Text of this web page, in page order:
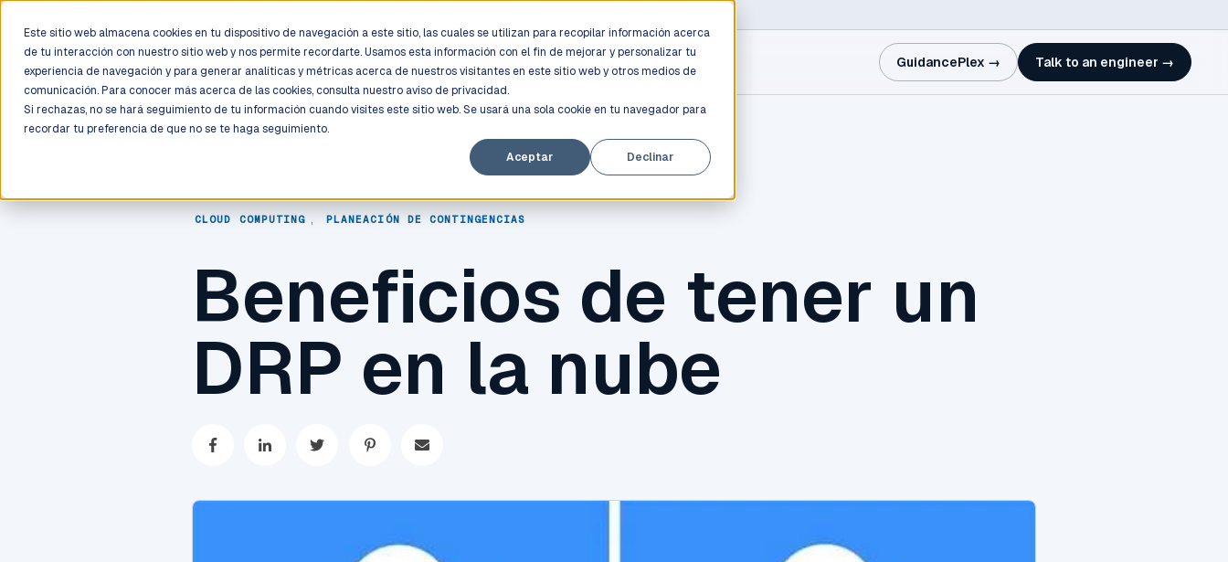
Este sitio web almacena cookies en tu dispositivo de navegación a este sitio, las cuales se utilizan para recopilar información acerca
de tu interacción con nuestro sitio web y nos permite recordarte. Usamos esta información con el fin de mejorar y personalizar tu
experiencia de navegación y para generar analíticas y métricas acerca de nuestros visitantes en este sitio web y otros medios de
comunicación. Para conocer más acerca de las cookies, consulta nuestro aviso de privacidad.
Si rechazas, no se hará seguimiento de tu información cuando visites este sitio web. Se usará una sola cookie en tu navegador para
recordar tu preferencia de que no se te haga seguimiento.
Aceptar
Declinar
Process GuidancePlex → Talk to an engineer →
CLOUD COMPUTING PLANEACIÓN DE CONTINGENCIAS
Beneficios de tener un
DRP en la nube